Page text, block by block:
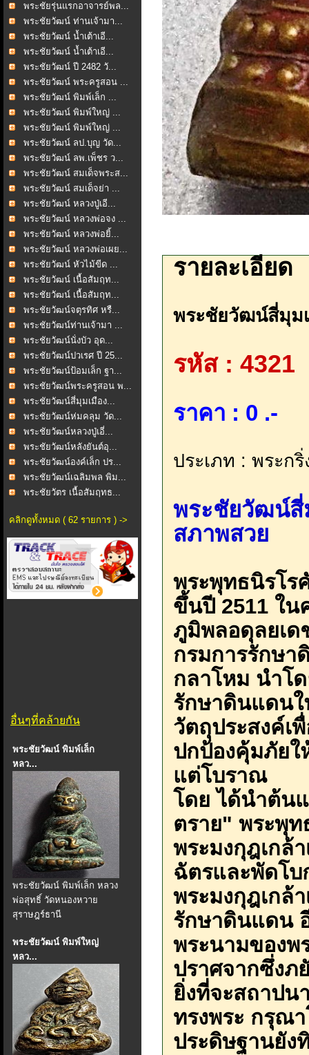
พระชัยรุ่นแรกอาจารย์พล...
พระชัยวัฒน์ ท่านเจ้ามา...
พระชัยวัฒน์ น้ำเต้าเอี...
พระชัยวัฒน์ น้ำเต้าเอี...
พระชัยวัฒน์ ปี 2482 วั...
พระชัยวัฒน์ พระครูสอน ...
พระชัยวัฒน์ พิมพ์เล็ก ...
พระชัยวัฒน์ พิมพ์ใหญ่ ...
พระชัยวัฒน์ พิมพ์ใหญ่ ...
พระชัยวัฒน์ ลป.บุญ วัด...
พระชัยวัฒน์ ลพ.เพ็ชร ว...
พระชัยวัฒน์ สมเด็จพระส...
พระชัยวัฒน์ สมเด็จย่า ...
พระชัยวัฒน์ หลวงปู่เอี...
พระชัยวัฒน์ หลวงพ่อจง ...
พระชัยวัฒน์ หลวงพ่อยิ้...
พระชัยวัฒน์ หลวงพ่อเผย...
พระชัยวัฒน์ หัวไม้ขีด ...
พระชัยวัฒน์ เนื้อสัมฤท...
พระชัยวัฒน์ เนื้อสัมฤท...
พระชัยวัฒน์จตุรทิศ หรื...
พระชัยวัฒน์ท่านเจ้ามา ...
พระชัยวัฒน์นั่งบัว อุด...
พระชัยวัฒน์ปวเรศ ปี 25...
พระชัยวัฒน์ป้อมเล็ก ฐา...
พระชัยวัฒน์พระครูสอน พ...
พระชัยวัฒน์สี่มุมเมือง...
พระชัยวัฒน์ห่มคลุม วัด...
พระชัยวัฒน์หลวงปู่เอี่...
พระชัยวัฒน์หลังยันต์อุ...
พระชัยวัฒน์องค์เล็ก ปร...
พระชัยวัฒน์เฉลิมพล พิม...
พระชัยวัตร เนื้อสัมฤทธ...
คลิกดูทั้งหมด ( 62 รายการ ) ->
อื่นๆที่คล้ายกัน
พระชัยวัฒน์ พิมพ์เล็ก
หลว...
พระชัยวัฒน์ พิมพ์เล็ก หลวง
พ่อสุทธิ์ วัดหนองหวาย
สุราษฎร์ธานี
พระชัยวัฒน์ พิมพ์ใหญ่
หลว...
รายละเอียด
พระชัยวัฒน์สี่มุม
รหัส : 4321
ราคา : 0 .-
ประเภท : พระก
พระชัยวัฒน์สี่
สภาพสวย
พระพุทธนิรโร
ขึ้นปี 2511 ใน
ภูมิพลอดุลยเด
กรมการรักษา
กลาโหม นำโ
รักษาดินแดน
วัตถุประสงค์เ
ปกป้องคุ้มภัย
แต่โบราณ
โดย ได้นำต้น
ตราย" พระพุท
พระมงกุฎเกล้
ฉัตรและพัดโบ
พระมงกุฎเกล้
รักษาดินแดน
พระนามของพ
ปราศจากซึ่งภ
ยิ่งที่จะสถาปน
ทรงพระ กรุณ
ประดิษฐานยัง